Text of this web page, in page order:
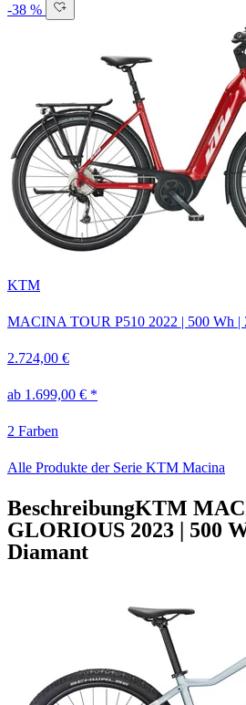
-38 %
KTM
MACINA TOUR P510 2022 | 500 Wh |
2.724,00 €
ab 1.699,00 € *
2 Farben
Alle Produkte der Serie KTM Macina
BeschreibungKTM
GLORIOUS 2023 | 500
Diamant